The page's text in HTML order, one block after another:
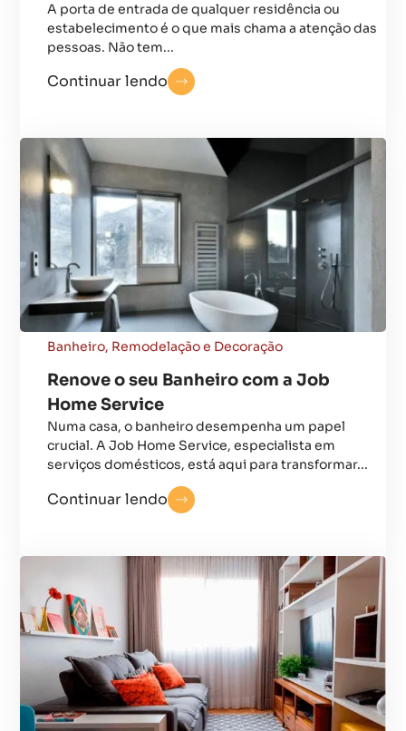
A porta de entrada de qualquer residência ou
estabelecimento é o que mais chama a atenção das
pessoas. Não tem...
Continuar lendo
Banheiro, Remodelação e Decoração
Renove o seu Banheiro com a Job
Home Service
Numa casa, o banheiro desempenha um papel
crucial. A Job Home Service, especialista em
serviços domésticos, está aqui para transformar...
Continuar lendo